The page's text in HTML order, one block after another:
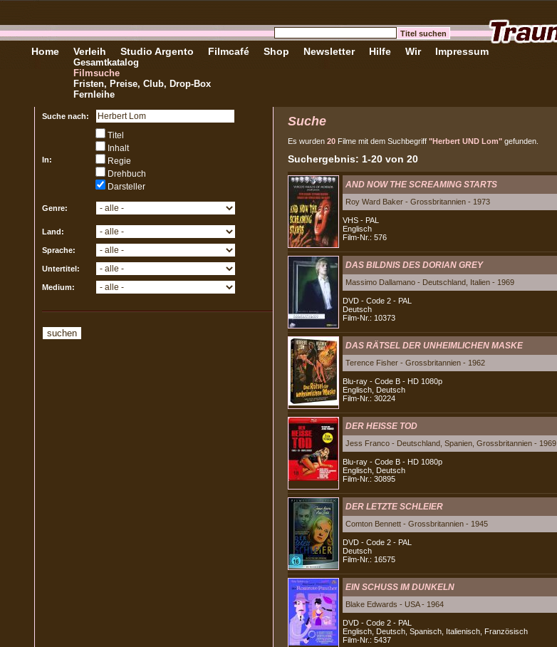
Home Verleih
Gesamtkatalog
Filmsuche
Fristen, Preise, Club, Drop-Box
Fernleihe
Studio Argento Filmcafé Shop Newsletter Hilfe Wir Impressum
Suche nach:
In:
Titel
Inhalt
Regie
Drehbuch
Darsteller
Genre:
Land:
Sprache:
Untertitel:
Medium:
Suche
Es wurden 20 Filme mit dem Suchbegriff "Herbert UND Lom" gefunden.
Suchergebnis: 1-20 von 20
AND NOW THE SCREAMING STARTS
Roy Ward Baker - Grossbritannien - 1973
VHS - PAL
Englisch
Film-Nr.: 576
DAS BILDNIS DES DORIAN GREY
Massimo Dallamano - Deutschland, Italien - 1969
DVD - Code 2 - PAL
Deutsch
Film-Nr.: 10373
DAS RÄTSEL DER UNHEIMLICHEN MASKE
Terence Fisher - Grossbritannien - 1962
Blu-ray - Code B - HD 1080p
Englisch, Deutsch
Film-Nr.: 30224
DER HEISSE TOD
Jess Franco - Deutschland, Spanien, Grossbritannien - 1969
Blu-ray - Code B - HD 1080p
Englisch, Deutsch
Film-Nr.: 30895
DER LETZTE SCHLEIER
Comton Bennett - Grossbritannien - 1945
DVD - Code 2 - PAL
Deutsch
Film-Nr.: 16575
EIN SCHUSS IM DUNKELN
Blake Edwards - USA - 1964
DVD - Code 2 - PAL
Englisch, Deutsch, Spanisch, Italienisch, Französisch
Film-Nr.: 5437